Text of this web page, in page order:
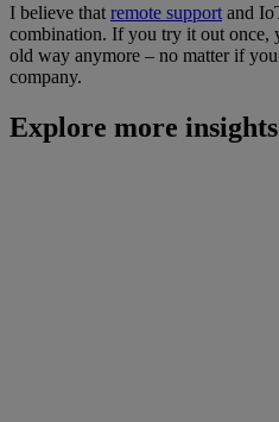
I believe that remote support and
combination. If you try it out once,
old way anymore – no matter if
company.
Explore more insights